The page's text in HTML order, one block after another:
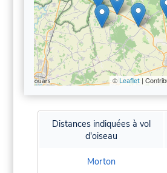
© Leaflet|
Distances indiquées à vol
d'oiseau
Morton